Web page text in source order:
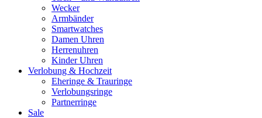
Wecker
Armbänder
Smartwatches
Damen Uhren
Herrenuhren
Kinder Uhren
Verlobung & Hochzeit
Eheringe & Trauringe
Verlobungsringe
Partnerringe
Sale